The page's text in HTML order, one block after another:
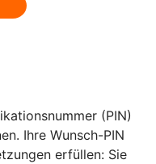
(PIN)
Ihre Wunsch-PIN
erfüllen: Sie